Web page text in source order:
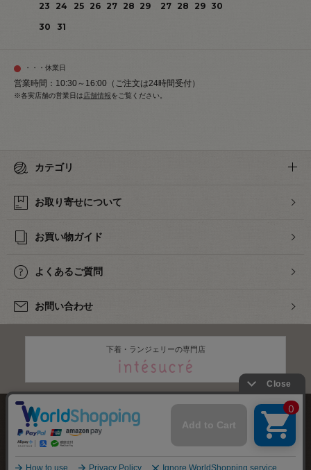
23
24 25 26 27 28 29
30
31
27 28 29 30
・・・休業日
営業時間：10:30～16:00（ご注文は24時間受付）
※各実店舗の営業日は 店舗情報をご覧ください。
カテゴリ
お取り寄せについて
お買い物ガイド
よくあるご質問
お問い合わせ
下着・ランジェリーの専門店
株式会社オカダヤ
特定商取引法に基づく表記 プライバシーポリシー サイトマップ